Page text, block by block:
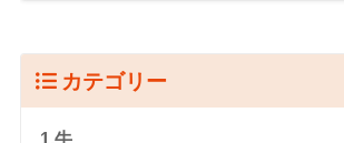
カテゴリー
1.牛